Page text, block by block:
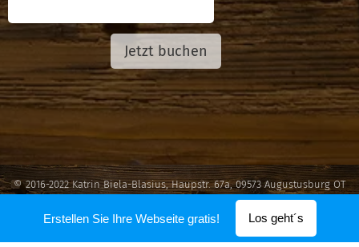
Jetzt buchen
© 2016-2022 Katrin Biela-Blasius, Haupstr. 67a, 09573 Augustusburg OT
Unterstützt vonWebnode
Erstellen Sie Ihre Webseite gratis! Los geht´s